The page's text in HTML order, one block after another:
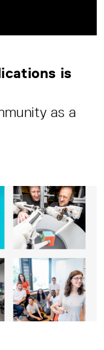
is
as a